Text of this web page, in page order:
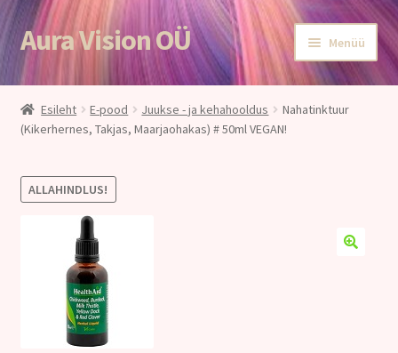
Liigu
navigeerimisele
Liigu
sisu
juurde
Aura Vision OÜ Menüü
Esileht
E-POOD
Teenused
Aroomiteraapia
Ole terve
Aura Vision ajakirjanduses
Esileht E-pood Juukse - ja kehahooldus
Nahatinktuur
(Kikerhernes, Takjas, Maarjaohakas) # 50ml VEGAN!
ALLAHINDLUS!